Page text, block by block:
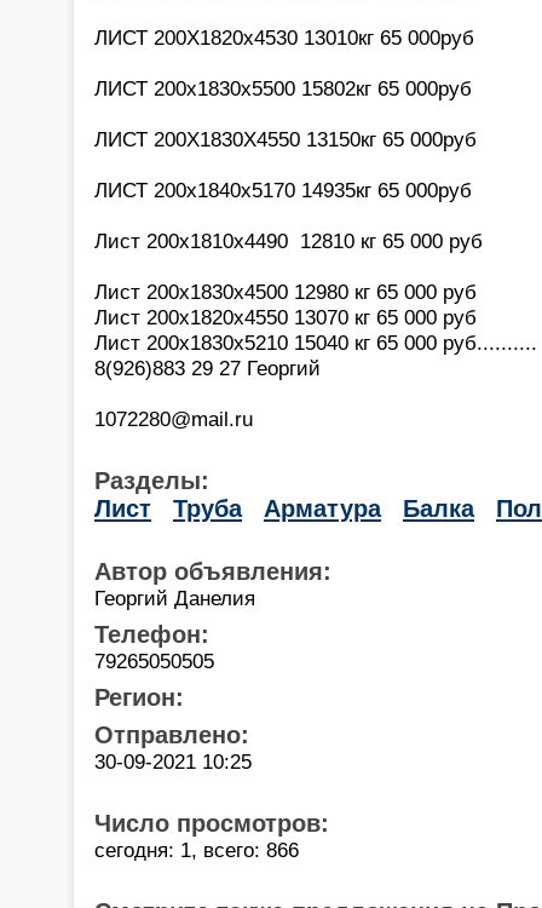
ЛИСТ 200Х1820х4530 13010кг 65 000руб
ЛИСТ 200х1830х5500 15802кг 65 000руб
ЛИСТ 200Х1830Х4550 13150кг 65 000руб
ЛИСТ 200х1840х5170 14935кг 65 000руб
Лист 200х1810х4490 12810 кг 65 000 руб
Лист 200х1830х4500 12980 кг 65 000 руб
Лист 200х1820х4550 13070 кг 65 000 руб
Лист 200х1830х5210 15040 кг 65 000 руб..........
8(926)883 29 27 Георгий
1072280@mail.ru
Разделы:
Лист
Труба Арматура Балка
Автор объявления:
Георгий Данелия
Телефон:
79265050505
Регион:
Отправлено:
30-09-2021 10:25
Число просмотров:
сегодня: 1, всего: 866